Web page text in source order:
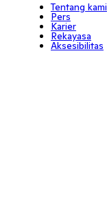
Tentang kami
Pers
Karier
Rekayasa
Aksesibilitas